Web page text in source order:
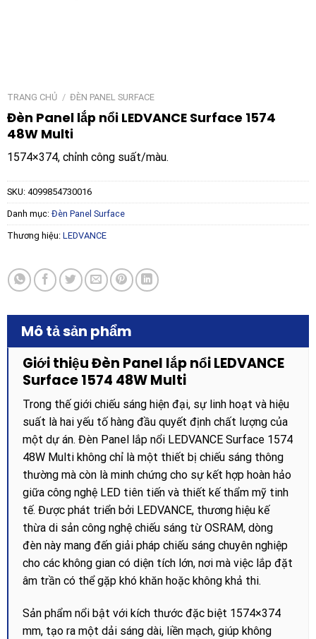
TRANG CHỦ / ĐÈN PANEL SURFACE
Đèn Panel lắp nổi LEDVANCE Surface 1574
48W Multi
1574×374, chỉnh công suất/màu.
SKU: 4099854730016
Danh mục: Đèn Panel Surface
Thương hiệu: LEDVANCE
Mô tả sản phẩm
Giới thiệu Đèn Panel lắp nổi LEDVANCE
Surface 1574 48W Multi
Trong thế giới chiếu sáng hiện đại, sự linh hoạt và hiệu
suất là hai yếu tố hàng đầu quyết định chất lượng của
một dự án. Đèn Panel lắp nổi LEDVANCE Surface 1574
48W Multi không chỉ là một thiết bị chiếu sáng thông
thường mà còn là minh chứng cho sự kết hợp hoàn hảo
giữa công nghệ LED tiên tiến và thiết kế thẩm mỹ tinh
tế. Được phát triển bởi LEDVANCE, thương hiệu kế
thừa di sản công nghệ chiếu sáng từ OSRAM, dòng
đèn này mang đến giải pháp chiếu sáng chuyên nghiệp
cho các không gian có diện tích lớn, nơi mà việc lắp đặt
âm trần có thể gặp khó khăn hoặc không khả thi.
Sản phẩm nổi bật với kích thước đặc biệt 1574×374
mm, tạo ra một dải sáng dài, liền mạch, giúp không